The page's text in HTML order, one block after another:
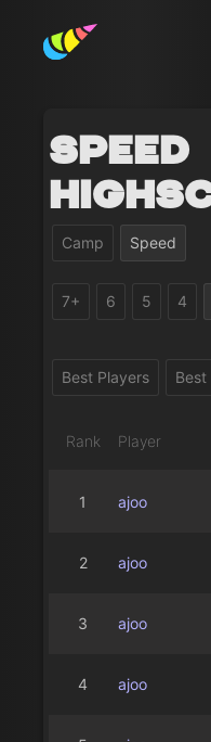
Speed
Camp Speed
7+ 6 5 4
Best Players Best
Rank Player
1 ajoo
2 ajoo
3 ajoo
4 ajoo